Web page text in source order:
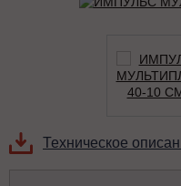
Техническое